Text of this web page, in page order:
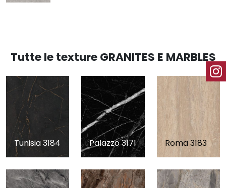
Tutte le texture GRANITES E MARBLES
Tunisia 3184 Palazzo 3171 Roma 3183